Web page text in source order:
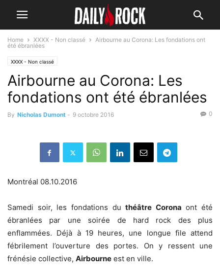
Home XXXX - Non classé
Airbourne au Corona: Les fondations ont
été ébranlées
XXXX - Non classé
Airbourne au Corona: Les
fondations ont été ébranlées
By Nicholas Dumont - 9 octobre 2016 0
Montréal 08.10.2016
Samedi soir, les fondations duthéâtre Corona ont été
ébranlées par une soirée de hard rock des plus
enflammées. Déjà à 19 heures, une longue file attend
fébrilement l’ouverture des portes. On y ressent une
frénésie collective, Airbourne est en ville.